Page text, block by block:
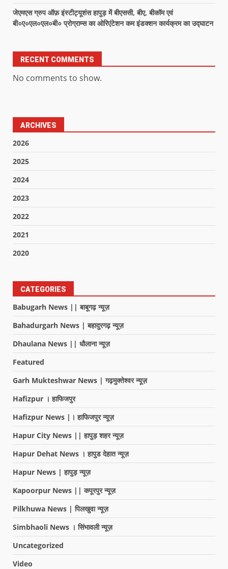
जेएमएस ग्रुप ऑफ़ इंस्टीट्यूशंस हापुड़ में बीएससी, बीए, बीकॉम एवं
बी०ए०एल०एल०बी० प्रोग्राम्स का ओरिएंटेशन कम इंडक्शन कार्यक्रम का उद्घाटन
RECENT COMMENTS
No comments to show.
ARCHIVES
2026
2025
2024
2023
2022
2021
2020
CATEGORIES
Babugarh News || बाबूगढ़ न्यूज़
Bahadurgarh News | बहादुरगढ़ न्यूज़
Dhaulana News || धौलाना न्यूज़
Featured
Garh Mukteshwar News | गढ़मुक्तेश्वर न्यूज़
Hafizpur । हाफिजपुर
Hafizpur News |। हाफिजपुर न्यूज़
Hapur City News || हापुड़ शहर न्यूज़
Hapur Dehat News । हापुड देहात न्यूज़
Hapur News | हापुड़ न्यूज़
Kapoorpur News || कपूरपुर न्यूज़
Pilkhuwa News | पिलखुवा न्यूज़
Simbhaoli News । सिंभावली न्यूज़
Uncategorized
Video